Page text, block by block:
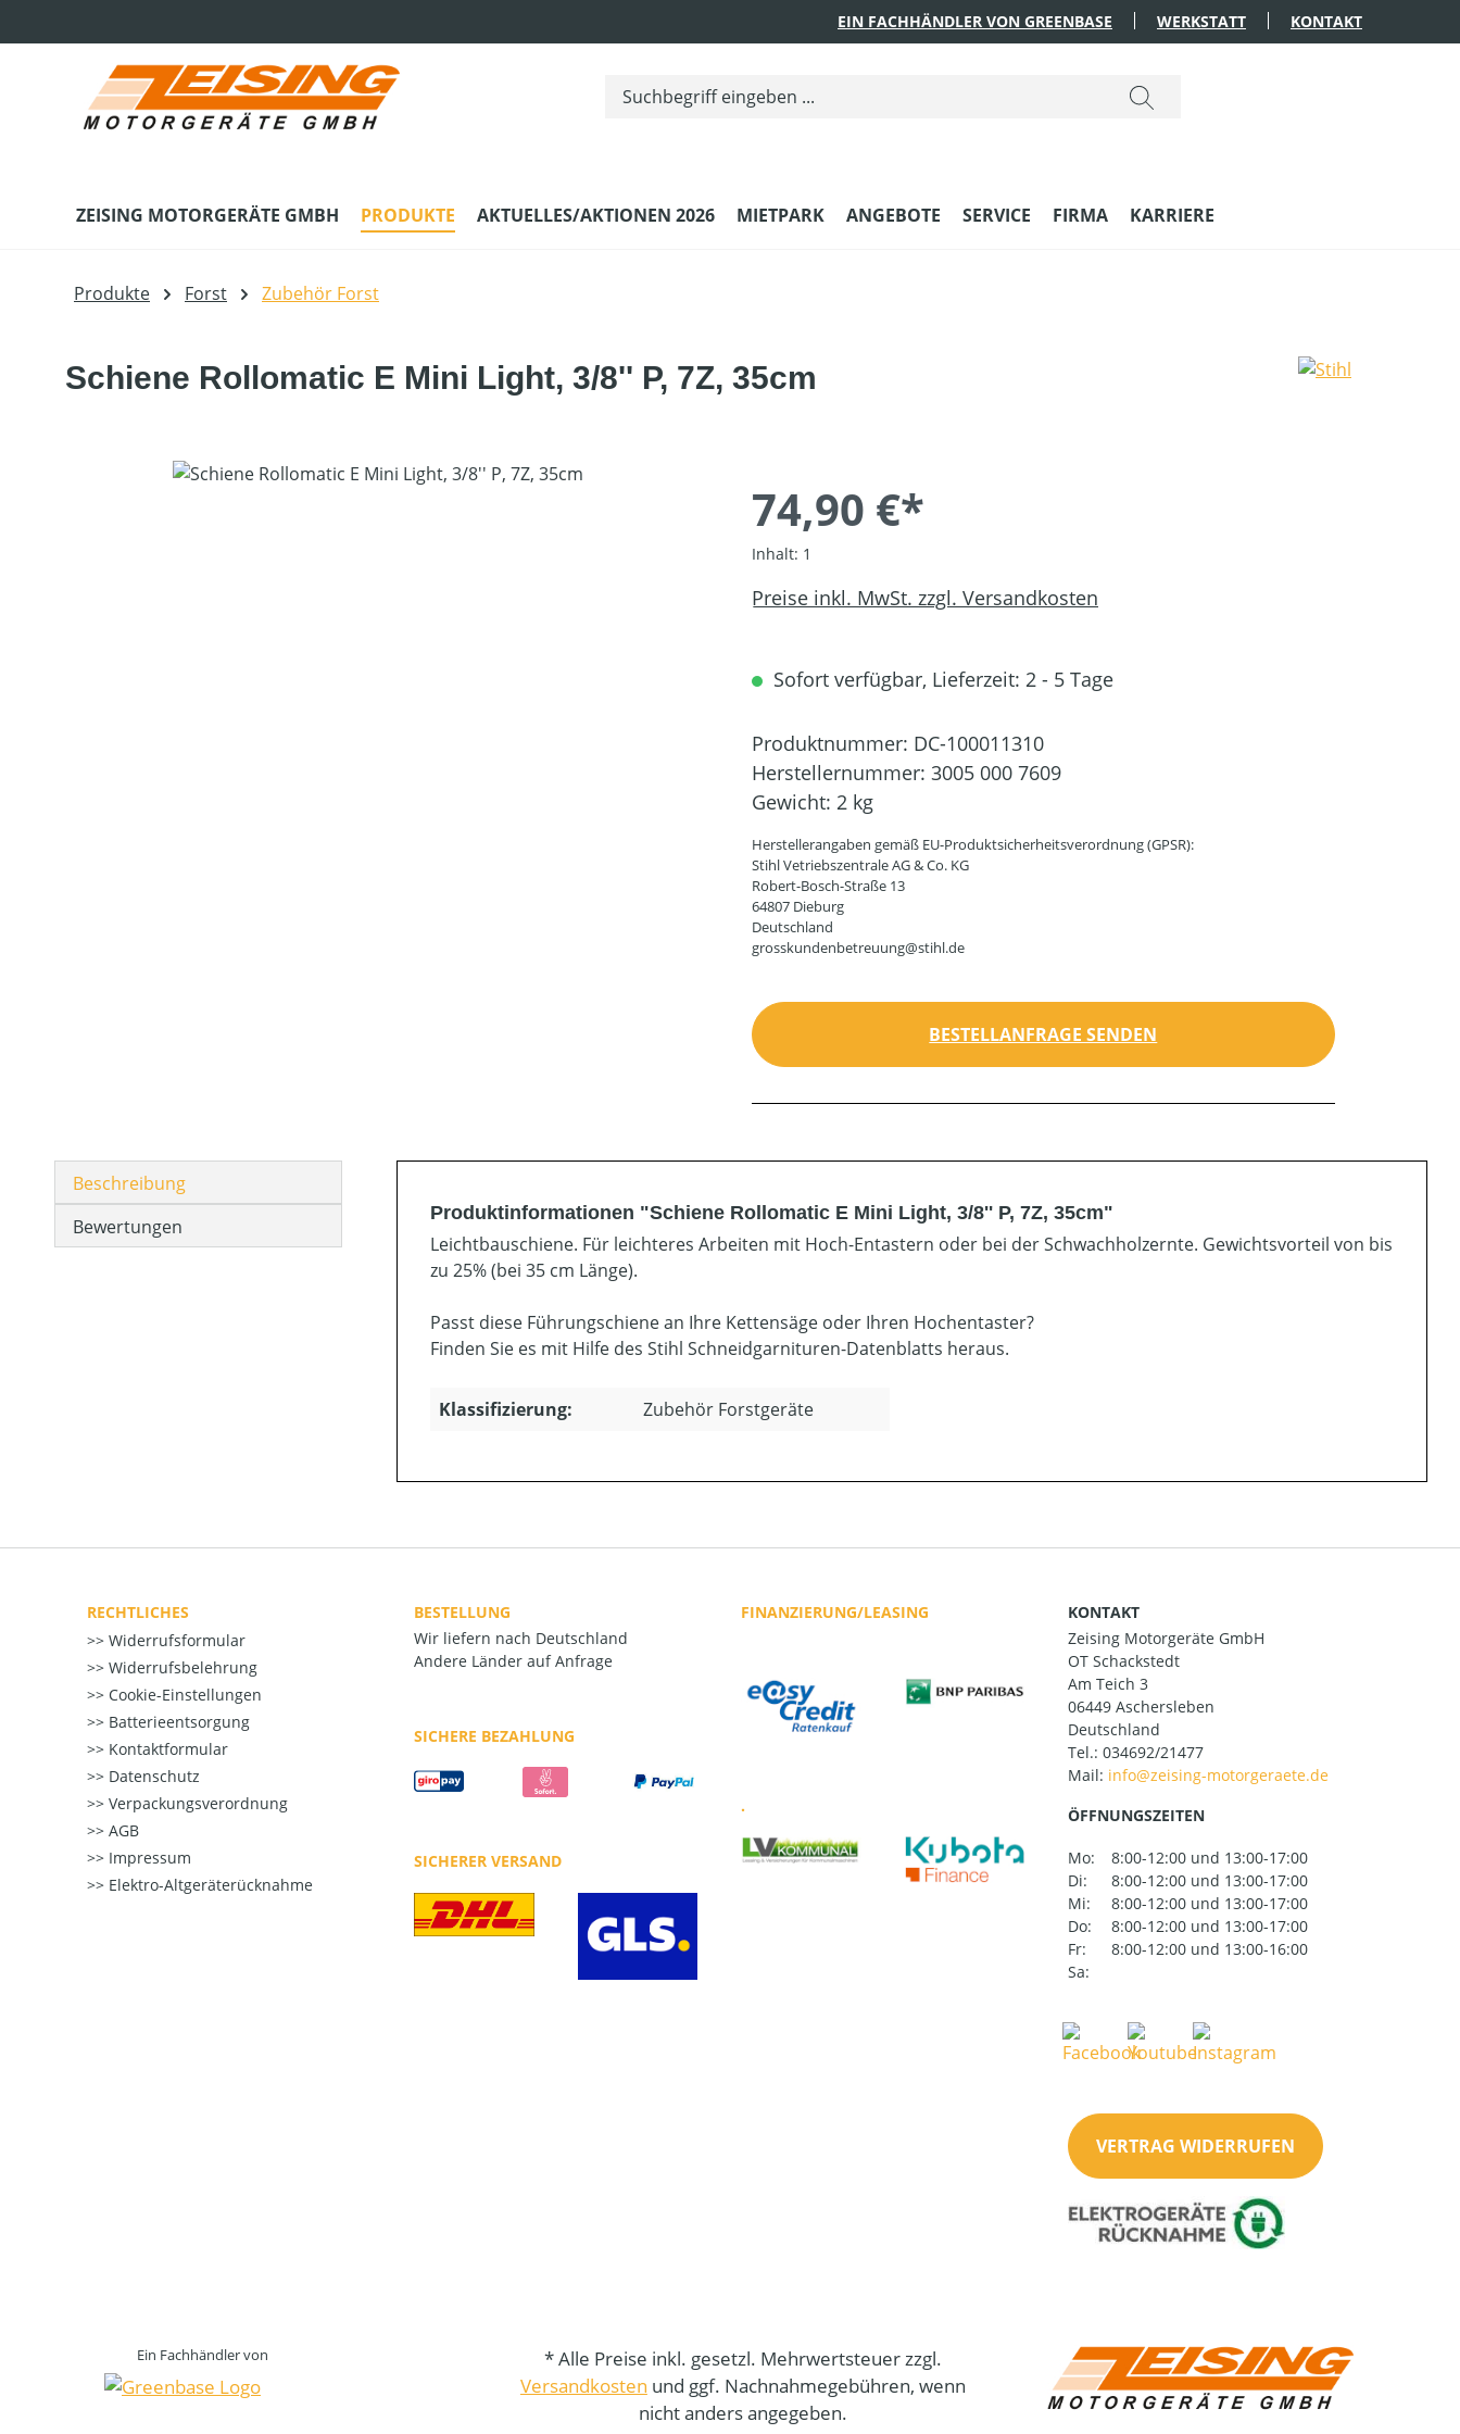
EIN FACHHÄNDLER VON GREENBASE WERKSTATT KONTAKT
ZEISING MOTORGERÄTE GMBH PRODUKTE AKTUELLES/AKTIONEN 2026 MIETPARK ANGEBOTE SERVICE FIRMA KARRIERE
Produkte Forst Zubehör Forst
Schiene Rollomatic E Mini Light, 3/8'' P, 7Z, 35cm
Bildergalerie überspringen
74,90 €*
Inhalt: 1
Preise inkl. MwSt. zzgl. Versandkosten
Sofort verfügbar, Lieferzeit: 2 - 5 Tage
Produktnummer: DC-100011310
Herstellernummer: 3005 000 7609
Gewicht: 2 kg
Herstellerangaben gemäß EU-Produktsicherheitsverordnung (GPSR):
Stihl Vetriebszentrale AG & Co. KG
Robert-Bosch-Straße 13
64807 Dieburg
Deutschland
grosskundenbetreuung@stihl.de
BESTELLANFRAGE SENDEN
Beschreibung
Bewertungen
Produktinformationen "Schiene Rollomatic E Mini Light, 3/8'' P, 7Z, 35cm"
Leichtbauschiene. Für leichteres Arbeiten mit Hoch-Entastern oder bei der Schwachholzernte. Gewichtsvorteil von bis
zu 25% (bei 35 cm Länge).
Passt diese Führungschiene an Ihre Kettensäge oder Ihren Hochentaster?
Finden Sie es mit Hilfe des Stihl Schneidgarnituren-Datenblatts heraus.
Klassifizierung: Zubehör Forstgeräte
RECHTLICHES
Widerrufsformular
Widerrufsbelehrung
Cookie-Einstellungen
Batterieentsorgung
Kontaktformular
Datenschutz
Verpackungsverordnung
AGB
Impressum
Elektro-Altgeräterücknahme
BESTELLUNG
Wir liefern nach Deutschland
Andere Länder auf Anfrage
SICHERE BEZAHLUNG
SICHERER VERSAND
FINANZIERUNG/LEASING
.
KONTAKT
Zeising Motorgeräte GmbH
OT Schackstedt
Am Teich 3
06449 Aschersleben
Deutschland
Tel.: 034692/21477
Mail:
ÖFFNUNGSZEITEN
Mo:
8:00-12:00 und 13:00-17:00
Di:
8:00-12:00 und 13:00-17:00
Mi:
8:00-12:00 und 13:00-17:00
Do:
8:00-12:00 und 13:00-17:00
Fr:
8:00-12:00 und 13:00-16:00
Sa:
VERTRAG WIDERRUFEN
Ein Fachhändler von
* Alle Preise inkl. gesetzl. Mehrwertsteuer zzgl.
Versandkosten und ggf. Nachnahmegebühren, wenn
nicht anders angegeben.